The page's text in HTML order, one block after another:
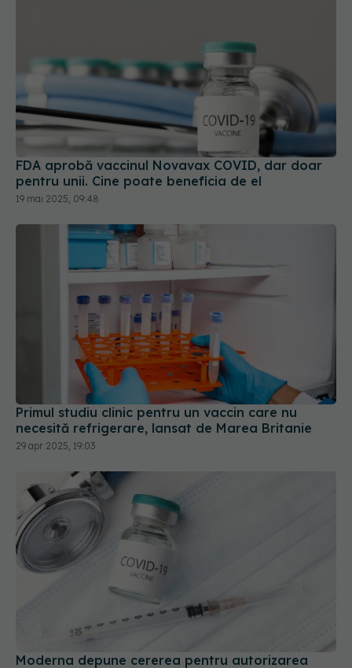
FDA aprobă vaccinul Novavax COVID, dar doar
pentru unii. Cine poate beneficia de el
Primul studiu clinic pentru un vaccin care nu
necesită refrigerare, lansat de Marea Britanie
29 apr 2025, 19:03
Moderna depune cererea pentru autorizarea
vaccinului Spikevax 2025-2026, adaptat noii
variante LP.8.1 a SARS-CoV-2
26 mai 2025, 10:15